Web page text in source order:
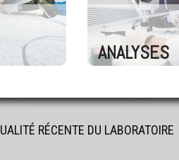
ANALYSES
RÉCENTE DU LABORATOIRE